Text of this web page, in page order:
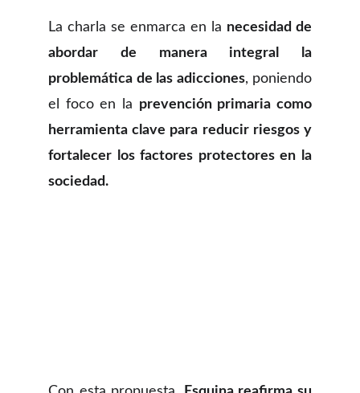
La charla se enmarca en la necesidad de
abordar de manera integral la
problemática de las adicciones, poniendo
el foco en la prevención primaria como
herramienta clave para reducir riesgos y
fortalecer los factores protectores en la
sociedad.